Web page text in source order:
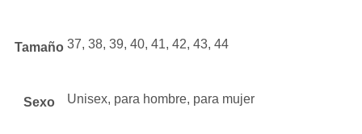
Tamaño 37, 38, 39, 40, 41, 42, 43, 44
Sexo Unisex, para hombre, para mujer